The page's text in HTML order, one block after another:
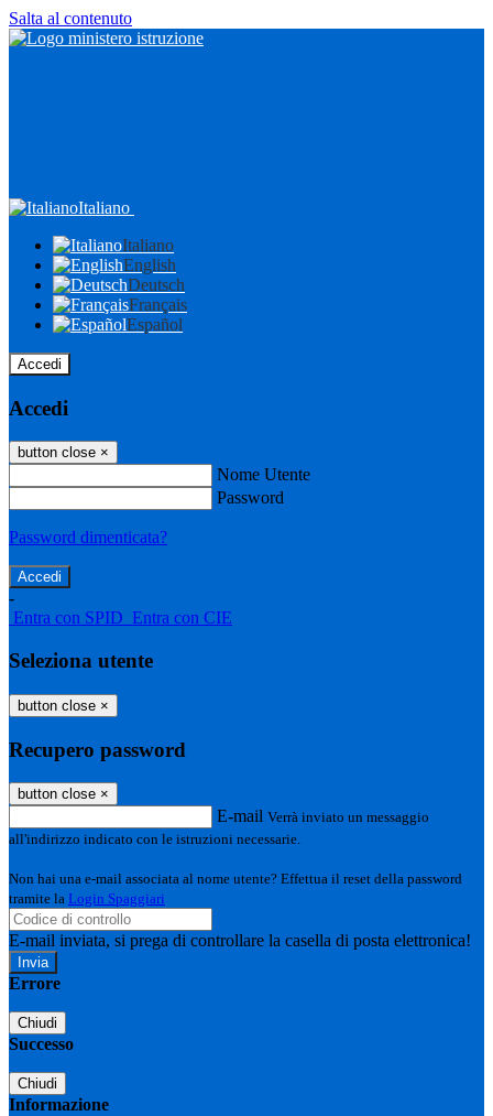
Salta al contenuto
Italiano
Italiano
English
Deutsch
Français
Español
Accedi
Accedi
button close ×
Nome Utente
Password
Password dimenticata?
-
Entra con SPID Entra con CIE
Seleziona utente
button close ×
Recupero password
button close ×
E-mail Verrà inviato un messaggio
all'indirizzo indicato con le istruzioni necessarie.
Non hai una e-mail associata al nome utente? Effettua il reset della password
tramite la Login Spaggiari
E-mail inviata, si prega di controllare la casella di posta elettronica!
Errore
Chiudi
Successo
Chiudi
Informazione